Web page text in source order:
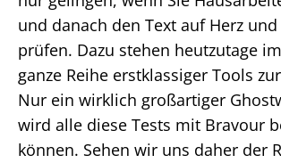
und danach den Text auf Herz
prüfen. Dazu stehen heutzutage
ganze Reihe erstklassiger Tools
Nur ein wirklich großartiger
wird alle diese Tests mit Bravour
können. Sehen wir uns daher der